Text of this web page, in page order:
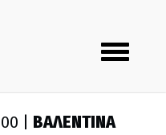
Toggle
navigation
| ΒΑΛΕΝΤΙΝΑ